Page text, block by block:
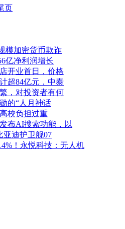
页
模加密货币欺诈
亿净利润增长
开业首日，价格
超84亿元，中泰
，对投资者有何
的“人月神话
校负担过重
布AI搜索功能，以
亚迪护卫舰07
！永悦科技：无人机